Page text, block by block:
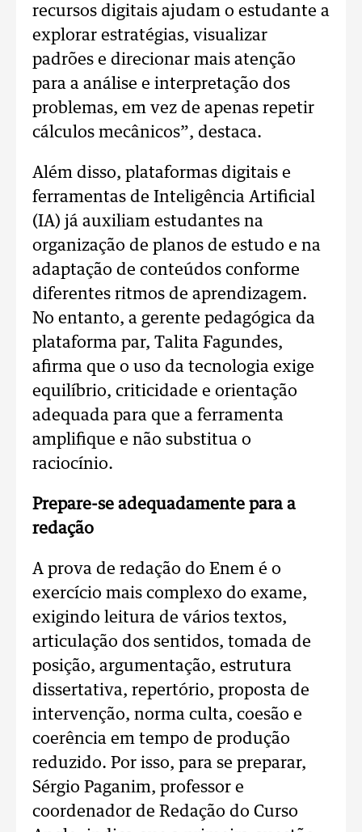
recursos digitais ajudam o estudante a
explorar estratégias, visualizar
padrões e direcionar mais atenção
para a análise e interpretação dos
problemas, em vez de apenas repetir
cálculos mecânicos”, destaca.
Além disso, plataformas digitais e
ferramentas de Inteligência Artificial
(IA) já auxiliam estudantes na
organização de planos de estudo e na
adaptação de conteúdos conforme
diferentes ritmos de aprendizagem.
No entanto, a gerente pedagógica da
plataforma par, Talita Fagundes,
afirma que o uso da tecnologia exige
equilíbrio, criticidade e orientação
adequada para que a ferramenta
amplifique e não substitua o
raciocínio.
Prepare-se adequadamente para a
redação
A prova de redação do Enem é o
exercício mais complexo do exame,
exigindo leitura de vários textos,
articulação dos sentidos, tomada de
posição, argumentação, estrutura
dissertativa, repertório, proposta de
intervenção, norma culta, coesão e
coerência em tempo de produção
reduzido. Por isso, para se preparar,
Sérgio Paganim, professor e
coordenador de Redação do Curso